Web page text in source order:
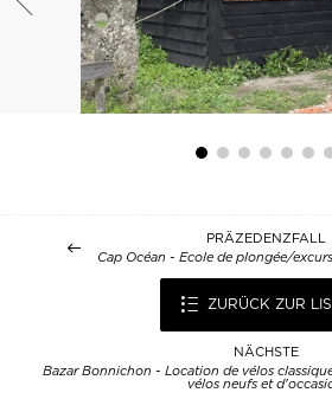
PRÄZEDENZFALL
Cap Océan - Ecole de plongée/
ZURÜCK ZUR
NÄCHSTE
Bazar Bonnichon - Location de vélos
vélos neufs et